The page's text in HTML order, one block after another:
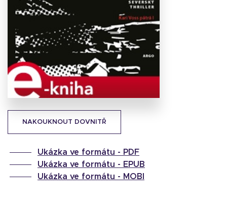
NAKOUKNOUT DOVNITŘ
Ukázka ve formátu - PDF
Ukázka ve formátu - EPUB
Ukázka ve formátu - MOBI